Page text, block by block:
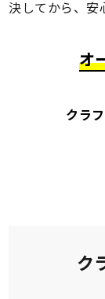
決してから、安
オ
クラ
クラ